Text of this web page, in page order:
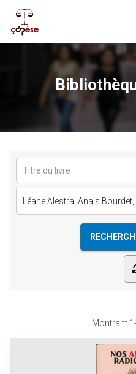
Léane Alestra, Anais Bourdet,
Montrant